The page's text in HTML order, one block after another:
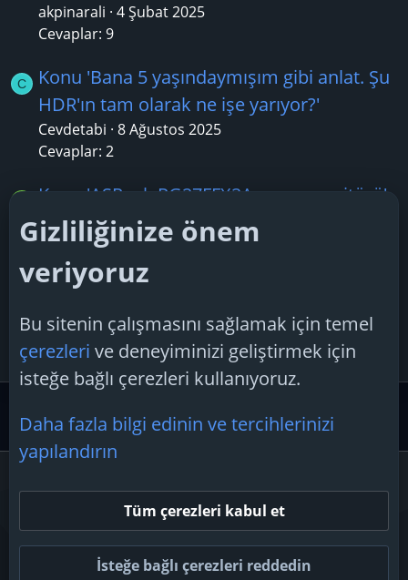
akpinarali 4 Şubat 2025
Cevaplar: 9
C
Konu 'Bana 5 yaşındaymışım gibi anlat. Şu
HDR'ın tam olarak ne işe yarıyor?'
Cevdetabi 8 Ağustos 2025
Cevaplar: 2
Konu 'ASRock PG27FFX2A oyun monitörü'
golge_52
2 Şubat 2026
Cevaplar: 5
Konu 'Oyun oynamak için monitör yerine
büyük televizyon kullanan var mı?'
7 Temmuz 2025
Cevaplar: 6
Donanım Desteği Monitörler ve Ekranlar
Şartlar ve kurallar
Gizlilik politikası
Yardım
Ana sayfa
R
S
Gizliliğinize önem
veriyoruz
Bu sitenin çalışmasını sağlamak için temel
çerezleri ve deneyiminizi geliştirmek için
isteğe bağlı çerezleri kullanıyoruz.
Daha fazla bilgi edinin ve tercihlerinizi
yapılandırın
Tüm çerezleri kabul et
İsteğe bağlı çerezleri reddedin